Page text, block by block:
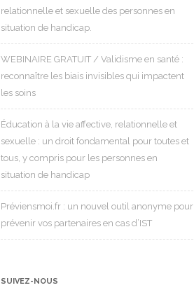
relationnelle et sexuelle des personnes en
situation de handicap.
WEBINAIRE GRATUIT / Validisme en santé :
reconnaître les biais invisibles qui impactent
les soins
Éducation à la vie affective, relationnelle et
sexuelle : un droit fondamental pour toutes et
tous, y compris pour les personnes en
situation de handicap
Préviensmoi.fr : un nouvel outil anonyme pour
prévenir vos partenaires en cas d’IST
SUIVEZ-NOUS